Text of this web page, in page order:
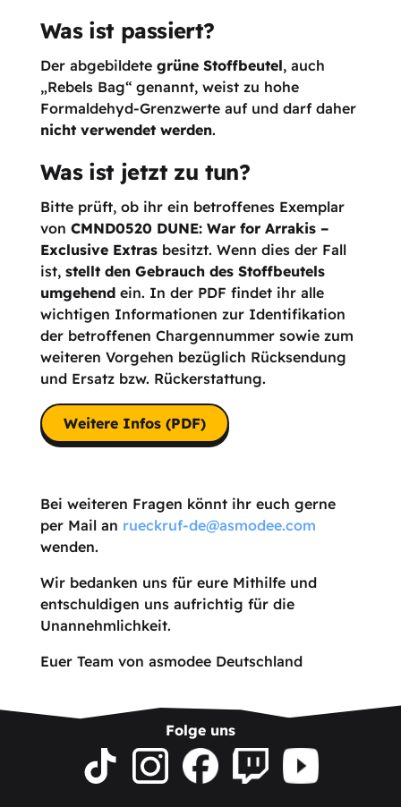
Was ist passiert?
Der abgebildete grüne Stoffbeutel, auch
„Rebels Bag“ genannt, weist zu hohe
Formaldehyd-Grenzwerte auf und darf daher
nicht verwendet werden.
Was ist jetzt zu tun?
Bitte prüft, ob ihr ein betroffenes Exemplar
von CMND0520 DUNE: War for Arrakis –
Exclusive Extrasbesitzt. Wenn dies der Fall
ist, stellt den Gebrauch des Stoffbeutels
umgehendein. In der PDF findet ihr alle
wichtigen Informationen zur Identifikation
der betroffenen Chargennummer sowie zum
weiteren Vorgehen bezüglich Rücksendung
und Ersatz bzw. Rückerstattung.
Weitere Infos (PDF)
Bei weiteren Fragen könnt ihr euch gerne
per Mail an rueckruf-de@asmodee.com
wenden.
Wir bedanken uns für eure Mithilfe und
entschuldigen uns aufrichtig für die
Unannehmlichkeit.
Euer Team von asmodee Deutschland
Folge uns